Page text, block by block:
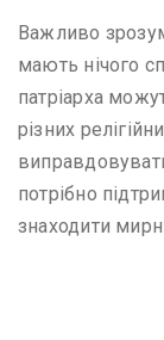
Важливо
мають нічого
патріарха
різних
потрібно
знаходити